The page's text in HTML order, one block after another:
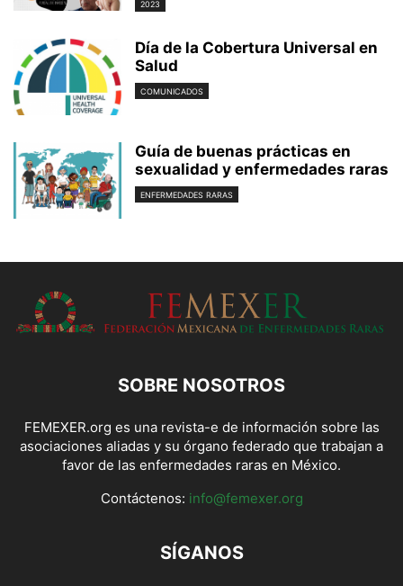
2023
Día de la Cobertura Universal en
Salud
COMUNICADOS
Guía de buenas prácticas en
sexualidad y enfermedades raras
ENFERMEDADES RARAS
SOBRE NOSOTROS
FEMEXER.org es una revista-e de información sobre las
asociaciones aliadas y su órgano federado que trabajan a
favor de las enfermedades raras en México.
Contáctenos: info@femexer.org
SÍGANOS